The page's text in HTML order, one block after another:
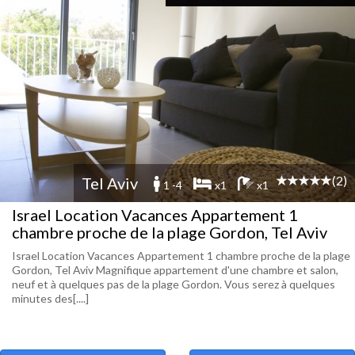
Tel Aviv 1 -4 x1 x1 (2)
Israel Location Vacances Appartement 1
chambre proche de la plage Gordon, Tel Aviv
Israel Location Vacances Appartement 1 chambre proche de la plage
Gordon, Tel Aviv Magnifique appartement d'une chambre et salon,
neuf et à quelques pas de la plage Gordon. Vous serez à quelques
minutes des[....]